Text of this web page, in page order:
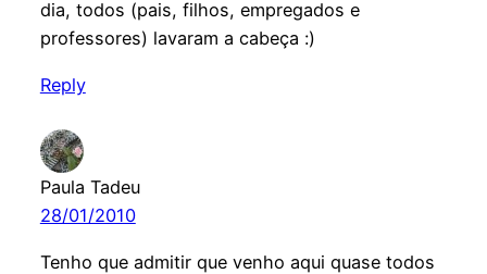
dia, todos (pais, filhos, empregados e
professores) lavaram a cabeça :)
Reply
Paula Tadeu
28/01/2010
Tenho que admitir que venho aqui quase todos